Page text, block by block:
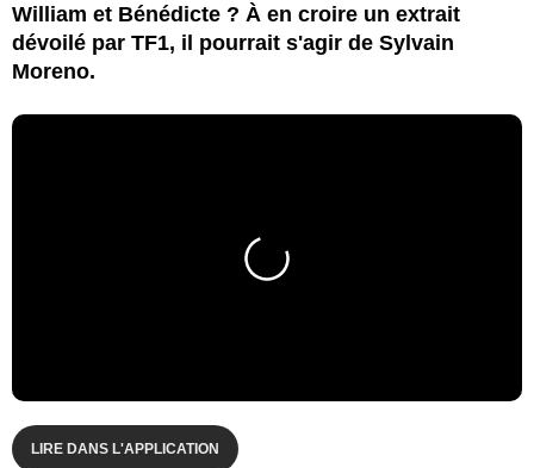
William et Bénédicte ? À en croire un extrait
dévoilé par TF1, il pourrait s'agir de Sylvain
Moreno.
LIRE DANS L'APPLICATION